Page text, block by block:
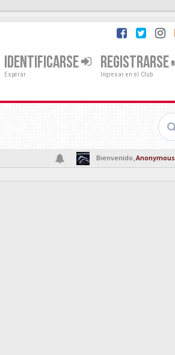
IDENTIFICARSE
Esperar
REGISTRARSE
Ingresar en el Club
Bienvenido,Anonymous